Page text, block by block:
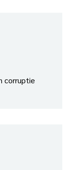
corruptie